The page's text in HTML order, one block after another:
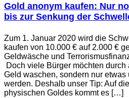
Gold anonym kaufen: Nur
bis zur Senkung der
Zum 1. Januar 2020 wird die
kaufen von 10.000 € auf 2.000 €
Geldwäsche und
Doch viele Bürger möchten
Geld waschen, sondern nur
werden. Deshalb unser Tip: Auf
physischen Goldes kommt es […]